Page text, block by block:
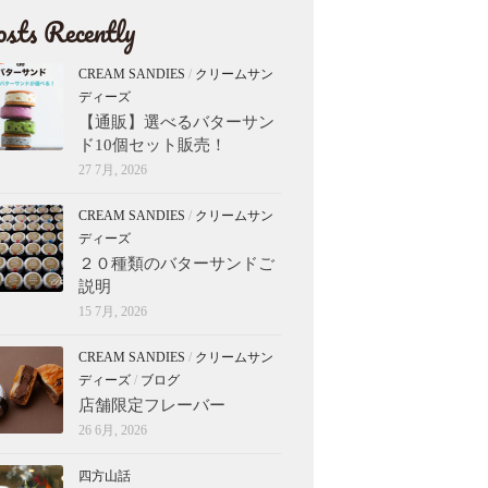
Recently
CREAM SANDIES / クリームサン
ディーズ
【通販】選べるバターサン
ド10個セット販売！
27 7月, 2026
CREAM SANDIES / クリームサン
ディーズ
２０種類のバターサンドご
説明
15 7月, 2026
CREAM SANDIES / クリームサン
ディーズ / ブログ
店舗限定フレーバー
26 6月, 2026
四方山話